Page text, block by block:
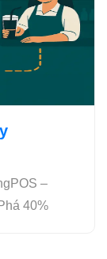
–
40%